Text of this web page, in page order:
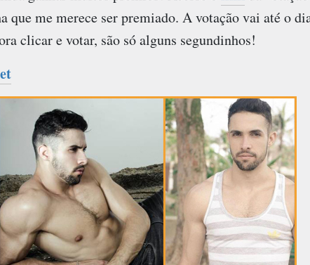
que me merece ser premiado. A votação vai até o
clicar e votar, são só alguns segundinhos!